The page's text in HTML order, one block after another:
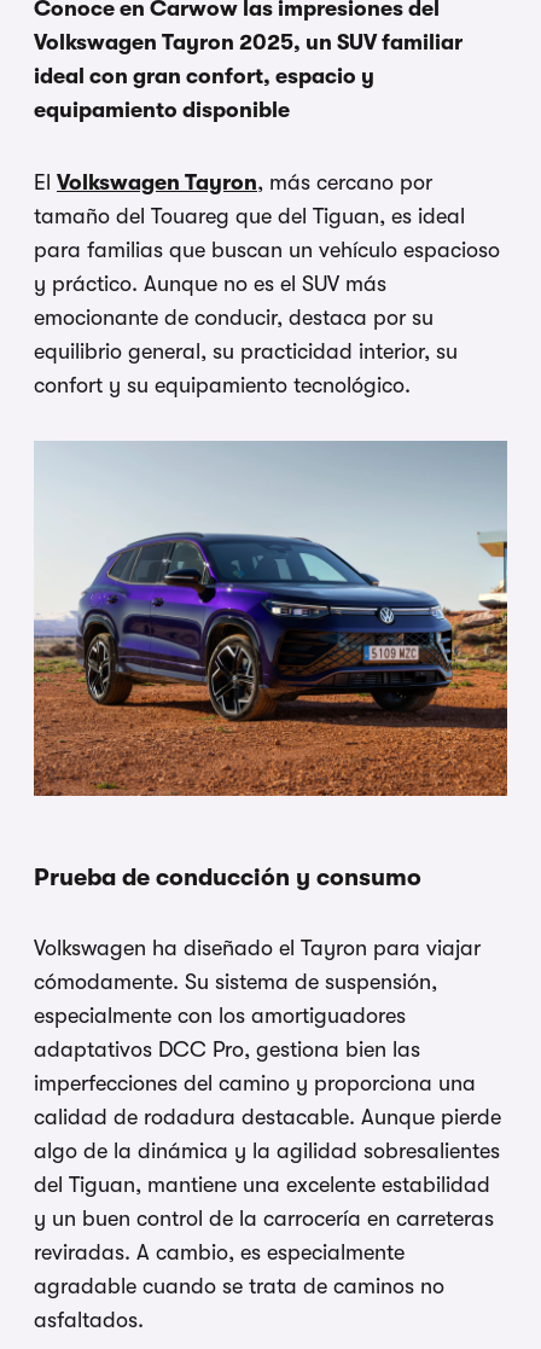
Conoce en Carwow las impresiones del
Volkswagen Tayron 2025, un SUV familiar
ideal con gran confort, espacio y
equipamiento disponible
El Volkswagen Tayron, más cercano por
tamaño del Touareg que del Tiguan, es ideal
para familias que buscan un vehículo espacioso
y práctico. Aunque no es el SUV más
emocionante de conducir, destaca por su
equilibrio general, su practicidad interior, su
confort y su equipamiento tecnológico.
Prueba de conducción y consumo
Volkswagen ha diseñado el Tayron para viajar
cómodamente. Su sistema de suspensión,
especialmente con los amortiguadores
adaptativos DCC Pro, gestiona bien las
imperfecciones del camino y proporciona una
calidad de rodadura destacable. Aunque pierde
algo de la dinámica y la agilidad sobresalientes
del Tiguan, mantiene una excelente estabilidad
y un buen control de la carrocería en carreteras
reviradas. A cambio, es especialmente
agradable cuando se trata de caminos no
asfaltados.